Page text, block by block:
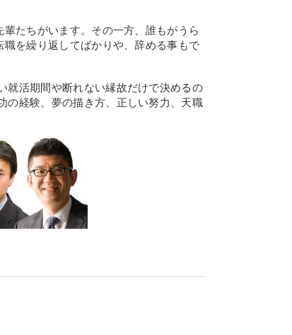
たちがいます。その一方、誰もがうら
を繰り返してばかりや、辞める事もで
就活期間や断れない縁故だけで決めるの
の経験、夢の描き方、正しい努力、天職